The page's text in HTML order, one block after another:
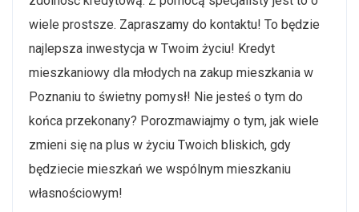
wiele prostsze. Zapraszamy do kontaktu! To będzie
najlepsza inwestycja w Twoim życiu! Kredyt
mieszkaniowy dla młodych na zakup mieszkania w
Poznaniu to świetny pomysł! Nie jesteś o tym do
końca przekonany? Porozmawiajmy o tym, jak wiele
zmieni się na plus w życiu Twoich bliskich, gdy
będziecie mieszkań we wspólnym mieszkaniu
własnościowym!